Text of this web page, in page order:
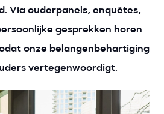
Via ouderpanels, enquêtes,
gesprekken horen
onze belangenbehartiging
vertegenwoordigt.